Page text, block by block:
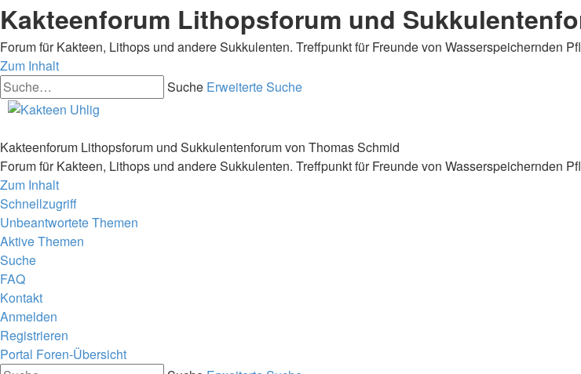
Kakteenforum Lithopsforum und
Forum für Kakteen, Lithops und andere Sukkulenten. Treffpunkt für Freunde von Wasserspeichernden
Zum Inhalt
Suche Erweiterte Suche
Kakteenforum Lithopsforum und Sukkulentenforum von Thomas Schmid
Forum für Kakteen, Lithops und andere Sukkulenten. Treffpunkt für Freunde von Wasserspeichernden
Zum Inhalt
Schnellzugriff
Unbeantwortete Themen
Aktive Themen
Suche
FAQ
Kontakt
Anmelden
Registrieren
Portal Foren-Übersicht